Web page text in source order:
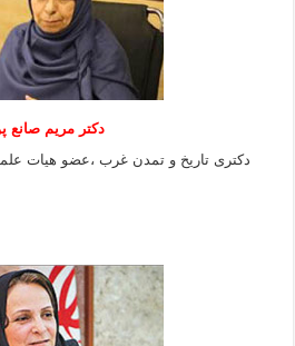
دکتر مریم صانع
دکتری تاریخ و تمدن غرب ،عضو هیات